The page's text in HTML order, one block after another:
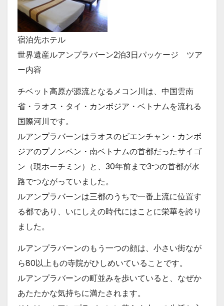
宿泊先ホテル
世界遺産ルアンプラバーン2泊3日パッケージ ツア
ー内容
チベット高原が源流となるメコン川は、中国雲南
省・ラオス・タイ・カンボジア・ベトナムを流れる
国際河川です。
ルアンプラバーンはラオスのビエンチャン・カンボ
ジアのプノンペン・南ベトナムの首都だったサイゴ
ン（現ホーチミン）と、30年前まで3つの首都が水
路でつながっていました。
ルアンプラバーンは三都のうちで一番上流に位置す
る都であり、いにしえの時代にはことに栄華を誇り
ました。
ルアンプラバーンのもう一つの顔は、小さい街なが
ら80以上もの寺院がひしめいていることです。
ルアンプラバーンの町並みを歩いていると、なぜか
あたたかな気持ちに満たされます。